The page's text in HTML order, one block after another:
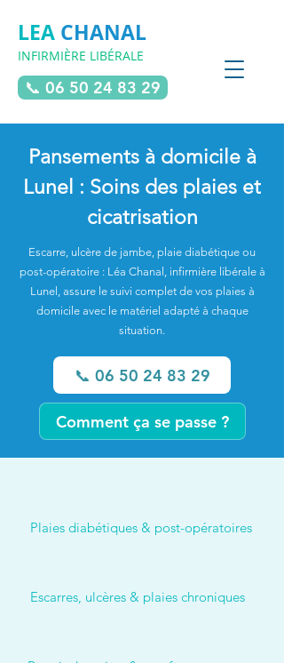
📞 06 50 24 83 29
LEA CHANAL
INFIRMIÈRE LIBÉRALE
Pansements à domicile à
Lunel : Soins des plaies et
cicatrisation
Escarre, ulcère de jambe, plaie diabétique ou
post-opératoire : Léa Chanal, infirmière libérale à
Lunel, assure le suivi complet de vos plaies à
domicile avec le matériel adapté à chaque
situation.
📞 06 50 24 83 29
Comment ça se passe ?
Plaies diabétiques & post-opératoires
Escarres, ulcères & plaies chroniques